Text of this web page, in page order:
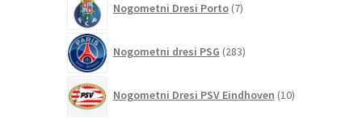
Nogometni Dresi Porto 7izdelkov
Nogometni dresi PSG 283izdelkov
Nogometni Dresi PSV Eindhoven 10izdelkov